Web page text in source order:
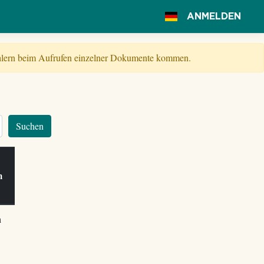
ANMELDEN
beim Aufrufen einzelner Dokumente kommen.
Suchen